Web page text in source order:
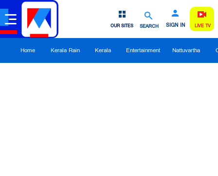
SEARCH SIGN IN
OUR SITES LIVE TV
Home Kerala Rain Kerala Entertainment Nattuvartha